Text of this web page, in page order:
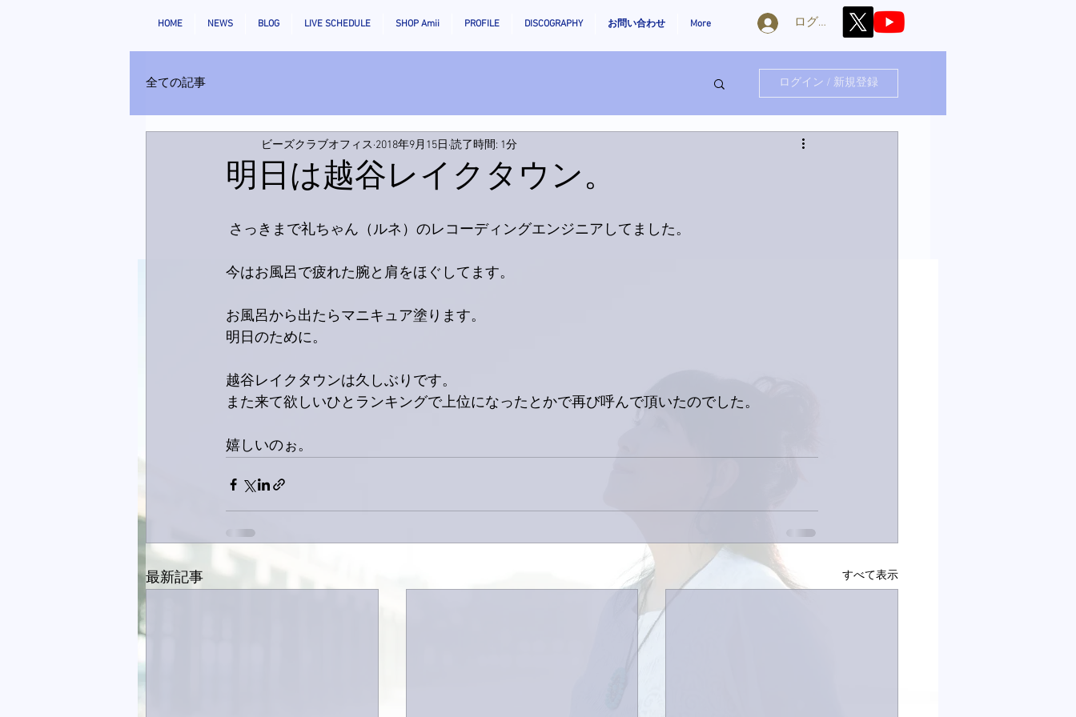
HOME NEWS BLOG LIVE SCHEDULE SHOP Amii PROFILE DISCOGRAPHY お問い合わせ More ログイン
全ての記事 ログイン / 新規登録
明日は越谷レイクタウン。
ビーズクラブオフィス 2018年9月15日 読了時間: 1分
さっきまで礼ちゃん（ルネ）のレコーディングエンジニアしてました。
今はお風呂で疲れた腕と肩をほぐしてます。
お風呂から出たらマニキュア塗ります。
明日のために。
越谷レイクタウンは久しぶりです。
また来て欲しいひとランキングで上位になったとかで再び呼んで頂いたのでした。
嬉しいのぉ。
最新記事 すべて表示